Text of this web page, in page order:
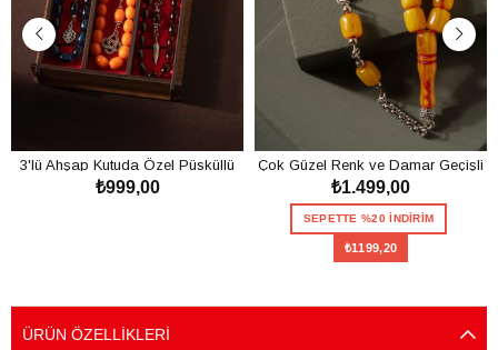
3'lü Ahşap Kutuda Özel Püsküllü
Toz Kehribar Tesbih Seti
₺999,00
Çok Güzel Renk ve Damar Geçişli
Toz Kehribar Tesbih
₺1.499,00
SEPETTE %20 İNDİRİM
₺1199,20
ÜRÜN ÖZELLIKLERI